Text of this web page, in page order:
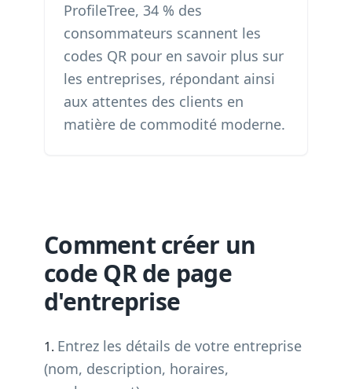
ProfileTree, 34 % des
consommateurs scannent les
codes QR pour en savoir plus sur
les entreprises, répondant ainsi
aux attentes des clients en
matière de commodité moderne.
Comment créer un
code QR de page
d'entreprise
Entrez les détails de votre entreprise
(nom, description, horaires,